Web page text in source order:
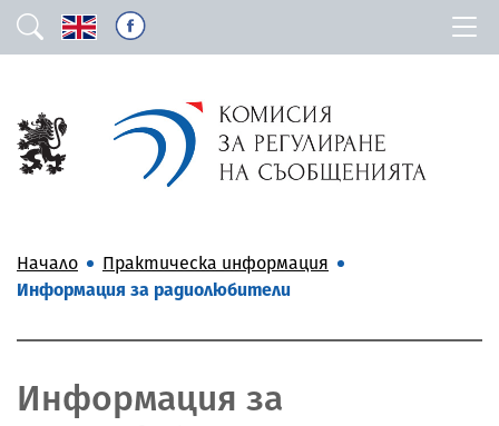
Начало
Практическа информация
Информация за радиолюбители
Информация за